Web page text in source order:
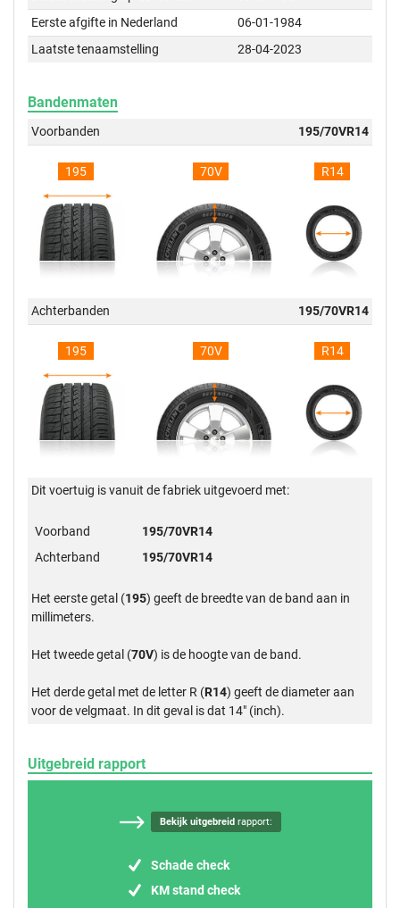
Eerste afgifte in Nederland
06-01-1984
Laatste tenaamstelling
28-04-2023
Bandenmaten
Voorbanden 195/70VR14
195 70V R14
Achterbanden 195/70VR14
195 70V R14
Dit voertuig is vanuit de fabriek uitgevoerd met:
Voorband
195/70VR14
Achterband
195/70VR14
Het eerste getal (195) geeft de breedte van de band aan in
millimeters.
Het tweede getal (70V) is de hoogte van de band.
Het derde getal met de letter R (R14) geeft de diameter aan
voor de velgmaat. In dit geval is dat 14" (inch).
Uitgebreid rapport
Bekijk uitgebreidrapport:
Schade check
KM stand check